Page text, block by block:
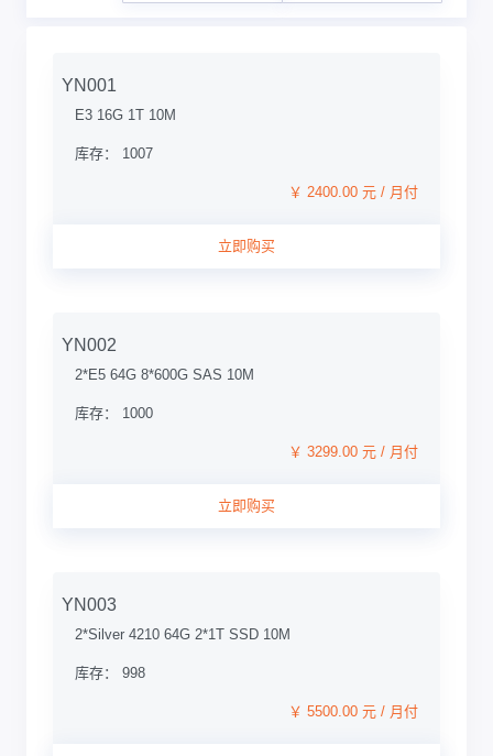
YN001
E3 16G 1T 10M
库存： 1007
￥ 2400.00 元 / 月付
立即购买
YN002
2*E5 64G 8*600G SAS 10M
库存： 1000
￥ 3299.00 元 / 月付
立即购买
YN003
2*Silver 4210 64G 2*1T SSD 10M
库存： 998
￥ 5500.00 元 / 月付